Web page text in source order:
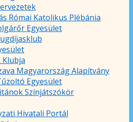
Római Katolikus Plébánia
Egyesület
Magyarország Alapítvány
Egyesület
Színjátszókör
Hivatali Portál